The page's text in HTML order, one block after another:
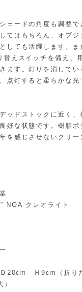
ェードの角度も調整で
てはもちろん、オブジ
しても活躍します。ま
替えスイッチを備え、
ます。灯りを消してい
点灯すると柔らかな光
ッドストックに近く、
好な状態です。樹脂ボ
を感じさせないクリー
NOA クレオライト
20cm Ｈ9cm（折りた